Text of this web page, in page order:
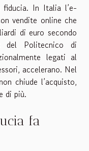
In Italia l’e-
vendite online che
di euro secondo
del Politecnico di
legati al
accelerano. Nel
chiude l’acquisto,
di più.
fa